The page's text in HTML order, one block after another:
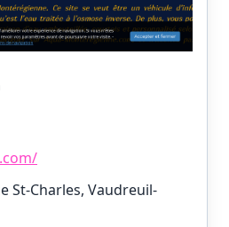
St-Charles, Vaudreuil-